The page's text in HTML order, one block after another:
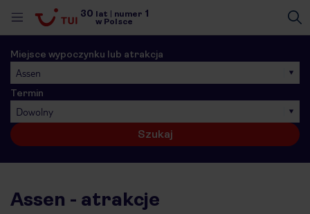
30 lat numer 1
w Polsce
Miejsce wypoczynku lub atrakcja
Assen
Termin
Dowolny
Szukaj
Assen - atrakcje